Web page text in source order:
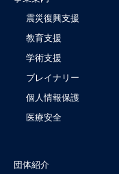
震災復興支援
教育支援
学術支援
ブレイナリー
個人情報保護
医療安全
団体紹介